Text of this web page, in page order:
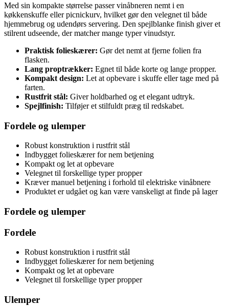
Med sin kompakte størrelse passer vinåbneren nemt i en
køkkenskuffe eller picnickurv, hvilket gør den velegnet til både
hjemmebrug og udendørs servering. Den spejlblanke finish giver et
stilrent udseende, der matcher mange typer vinudstyr.
Praktisk folieskærer: Gør det nemt at fjerne folien fra
flasken.
Lang proptrækker: Egnet til både korte og lange propper.
Kompakt design: Let at opbevare i skuffe eller tage med på
farten.
Rustfrit stål: Giver holdbarhed og et elegant udtryk.
Spejlfinish: Tilføjer et stilfuldt præg til redskabet.
Fordele og ulemper
Robust konstruktion i rustfrit stål
Indbygget folieskærer for nem betjening
Kompakt og let at opbevare
Velegnet til forskellige typer propper
Kræver manuel betjening i forhold til elektriske vinåbnere
Produktet er udgået og kan være vanskeligt at finde på lager
Fordele og ulemper
Fordele
Robust konstruktion i rustfrit stål
Indbygget folieskærer for nem betjening
Kompakt og let at opbevare
Velegnet til forskellige typer propper
Ulemper